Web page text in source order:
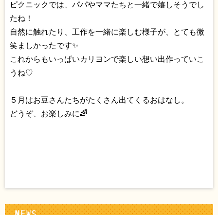
ピクニックでは、パパやママたちと一緒で嬉しそうでし
たね！
自然に触れたり、工作を一緒に楽しむ様子が、とても微
笑ましかったです✨
これからもいっぱいカリヨンで楽しい想い出作っていこ
うね♡
５月はお豆さんたちがたくさん出てくるおはなし。
どうぞ、お楽しみに🌈